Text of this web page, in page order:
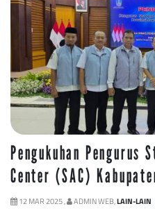
Pengukuhan Pengurus
Center (SAC)
12 MAR 2025 , ADMIN WEB,LAIN-LAIN